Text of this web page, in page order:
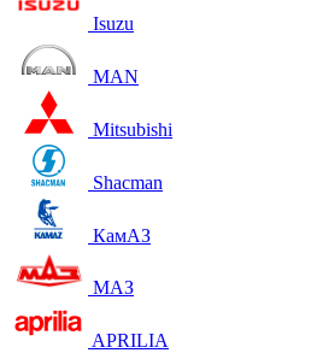
Isuzu
MAN
Mitsubishi
Shacman
КамАЗ
МАЗ
APRILIA